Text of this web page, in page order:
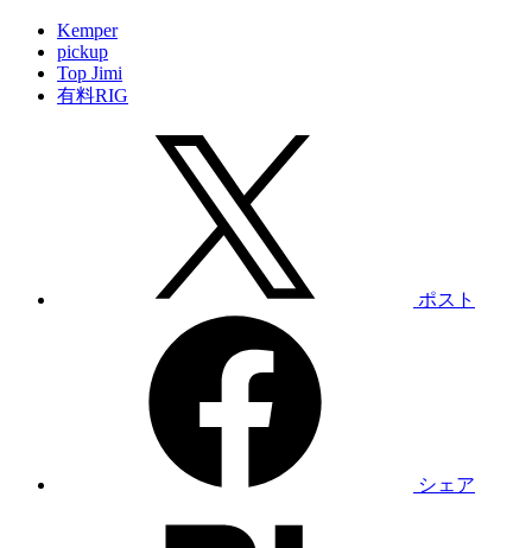
Kemper
pickup
Top Jimi
有料RIG
ポスト
シェア